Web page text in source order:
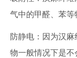
气中的甲醛、苯等
防静电：因为汉
物一般情况下是